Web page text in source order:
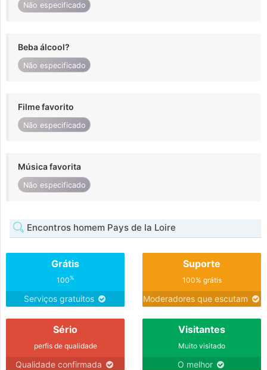
Não especificado
Beba álcool?
Não especificado
Filme favorito
Não especificado
Música favorita
Não especificado
Encontros homem Pays de la Loire
Grátis
100%
Serviços gratuitos
Suporte
100% grátis
Moderadores que escutam
Sério
perfis de qualidade
Qualidade confirmada
Visitantes
Muito visitado
O melhor